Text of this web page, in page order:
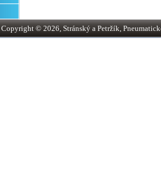
Copyright © 2026, Stránský a Petržík,